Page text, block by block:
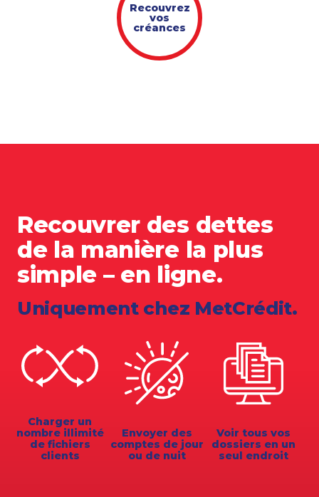
Recouvrez
vos
créances
Recouvrer des dettes
de la manière la plus
simple – en ligne.
Uniquement chez MetCrédit.
Charger un
nombre illimité
de fichiers
clients
Envoyer des
comptes de jour
ou de nuit
Voir tous vos
dossiers en un
seul endroit